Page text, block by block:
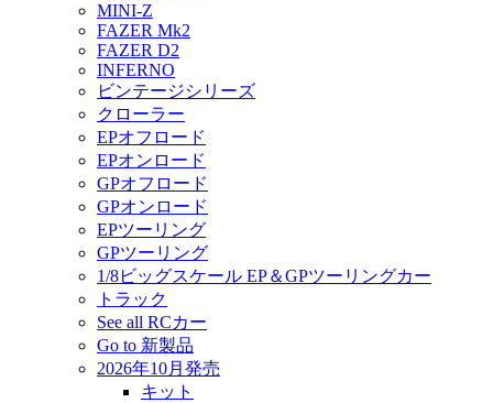
MINI-Z
FAZER Mk2
FAZER D2
INFERNO
ビンテージシリーズ
クローラー
EPオフロード
EPオンロード
GPオフロード
GPオンロード
EPツーリング
GPツーリング
1/8ビッグスケール EP＆GPツーリングカー
トラック
See all RCカー
Go to 新製品
2026年10月発売
キット